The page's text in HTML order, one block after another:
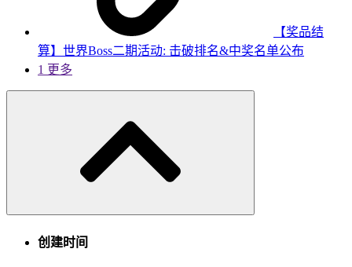
【奖品结
算】世界Boss二期活动: 击破排名&中奖名单公布
1 更多
创建时间